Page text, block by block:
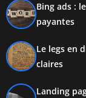
Bing ads :
payantes
Le legs en
claires
Landing